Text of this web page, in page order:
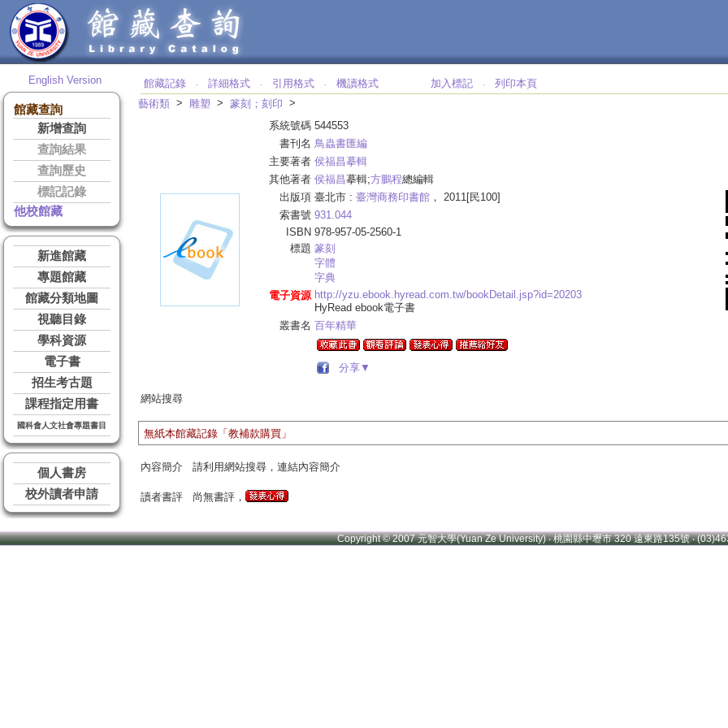
English Version
館藏查詢
新增查詢
查詢結果
查詢歷史
標記記錄
他校館藏
新進館藏
專題館藏
館藏分類地圖
視聽目錄
學科資源
電子書
招生考古題
課程指定用書
國科會人文社會專題書目
個人書房
校外讀者申請
館藏記錄 ‧ 詳細格式 ‧ 引用格式 ‧ 機讀格式 加入標記 ‧
列印本頁
藝術類 > 雕塑 > 篆刻；刻印 >
系統號碼 544553
書刊名 鳥蟲書匯編
主要著者 侯福昌摹輯
其他著者 侯福昌摹輯;方鵬程總編輯
出版項 臺北市 : 臺灣商務印書館 ， 2011[民100]
索書號 931.044
ISBN 978-957-05-2560-1
標題 篆刻
字體
字典
電子資源 http://yzu.ebook.hyread.com.tw/bookDetail.jsp?id=20203
HyRead ebook電子書
叢書名 百年精華
分享▼
網站搜尋
無紙本館藏記錄「教補款購買」
內容簡介 請利用網站搜尋，連結內容簡介
讀者書評 尚無書評，
Copyright © 2007 元智大學(Yuan Ze University) ‧ 桃園縣中壢市 320 遠東路135號 ‧